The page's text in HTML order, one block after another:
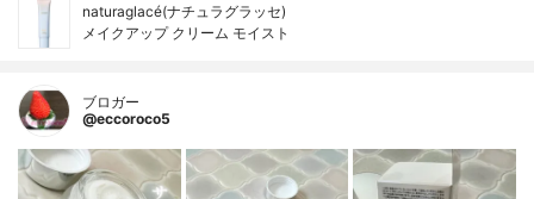
naturaglacé(ナチュラグラッセ)
メイクアップ クリーム モイスト
ブロガー
@eccoroco5